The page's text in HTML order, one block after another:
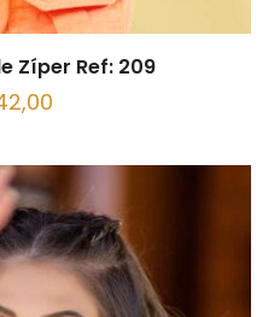
Zíper Ref: 209